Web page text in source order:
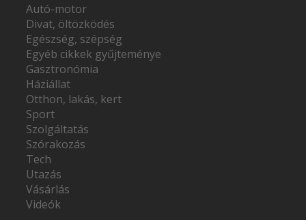
Autó-motor
Divat, öltözködés
Egészség, szépség
Egyéb cikkek gyűjteménye
Gasztronómia
Háziállat
Otthon, lakás, kert
Sport
Szolgáltatás
Szórakozás
Tech
Utazás
Vásárlás
Videók